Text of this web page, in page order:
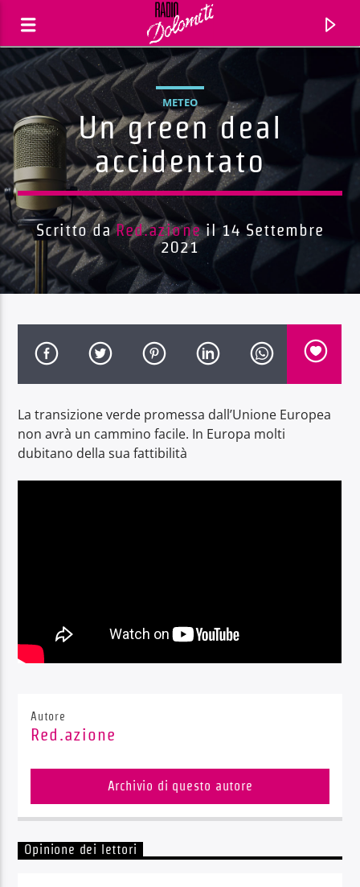
Titolo
Artista
METEO
Un green deal
accidentato
Scritto daRed.azioneil 14 Settembre
2021
La transizione verde promessa dall’Unione Europea
non avrà un cammino facile. In Europa molti
dubitano della sua fattibilità
Autore
Red.azione
Archivio di questo autore
Opinione dei lettori